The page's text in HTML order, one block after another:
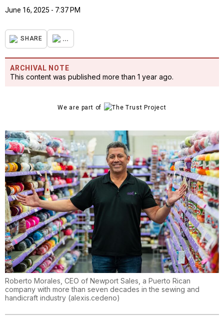
June 16, 2025 - 7:37 PM
SHARE ...
ARCHIVAL NOTE
This content was published more than 1 year ago.
We are part of
Roberto Morales, CEO of Newport Sales, a Puerto Rican
company with more than seven decades in the sewing and
handicraft industry (alexis.cedeno)